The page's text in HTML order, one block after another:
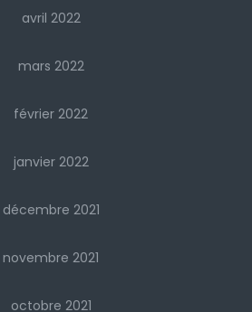
avril 2022
mars 2022
février 2022
janvier 2022
décembre 2021
novembre 2021
octobre 2021